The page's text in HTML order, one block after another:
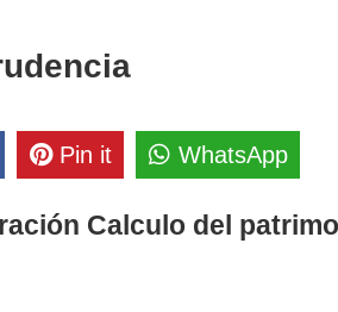
Pin it WhatsApp
Calculo del